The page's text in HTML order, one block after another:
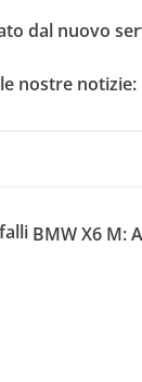
dal nuovo
nostre notizie:
BMW X6 M: